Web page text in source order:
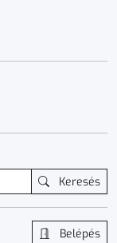
Keresés
Belépés